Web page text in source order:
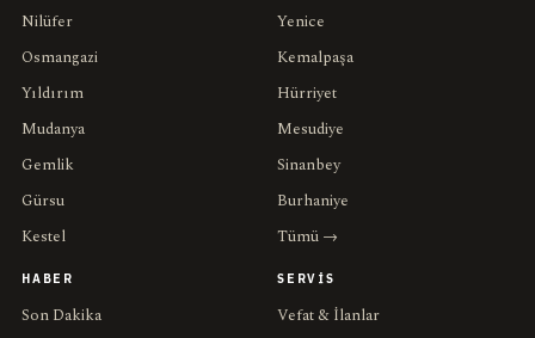
Nilüfer
Osmangazi
Yıldırım
Mudanya
Gemlik
Gürsu
Kestel
Yenice
Kemalpaşa
Hürriyet
Mesudiye
Sinanbey
Burhaniye
Tümü →
HABER
Son Dakika
SERVIS
Vefat & İlanlar